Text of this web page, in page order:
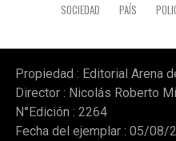
SOCIEDAD
PAÍS
Propiedad : Editorial Arena
Director : Nicolás Roberto
N°Edición : 2264
Fecha del ejemplar : 05/08/